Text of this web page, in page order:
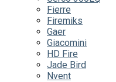
Fierre
Firemiks
Gaer
Giacomini
HD Fire
Jade Bird
Nvent